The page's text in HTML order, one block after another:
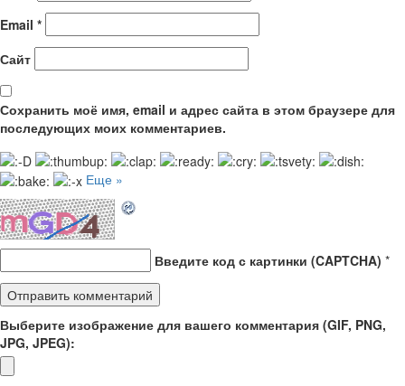
Email *
Сайт
Сохранить моё имя, email и адрес сайта в этом браузере для
последующих моих комментариев.
Еще »
Введите код с картинки (CAPTCHA) *
Выберите изображение для вашего комментария (GIF, PNG,
JPG, JPEG):